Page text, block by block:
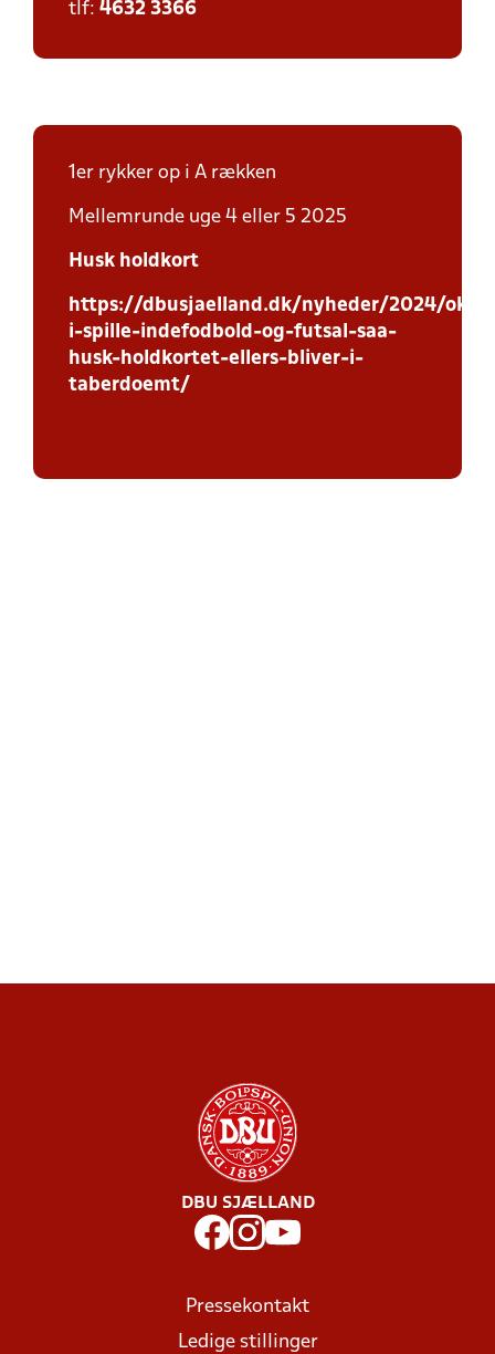
tlf: 4632 3366
1er rykker op i A rækken
Mellemrunde uge 4 eller 5 2025
Husk holdkort
https://dbusjaelland.dk/nyheder/2024/
i-spille-indefodbold-og-futsal-saa-
husk-holdkortet-ellers-bliver-i-
taberdoemt/
DBU SJÆLLAND
Pressekontakt
Ledige stillinger